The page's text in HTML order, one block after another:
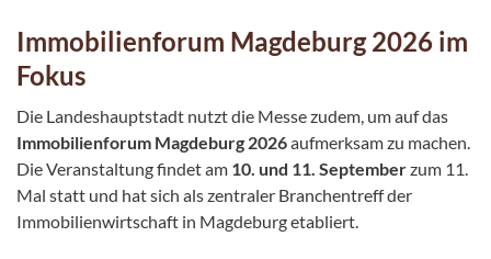
Immobilienforum Magdeburg 2026 im
Fokus
Die Landeshauptstadt nutzt die Messe zudem, um auf das
Immobilienforum Magdeburg 2026aufmerksam zu machen.
Die Veranstaltung findet am 10. und 11. Septemberzum 11.
Mal statt und hat sich als zentraler Branchentreff der
Immobilienwirtschaft in Magdeburg etabliert.